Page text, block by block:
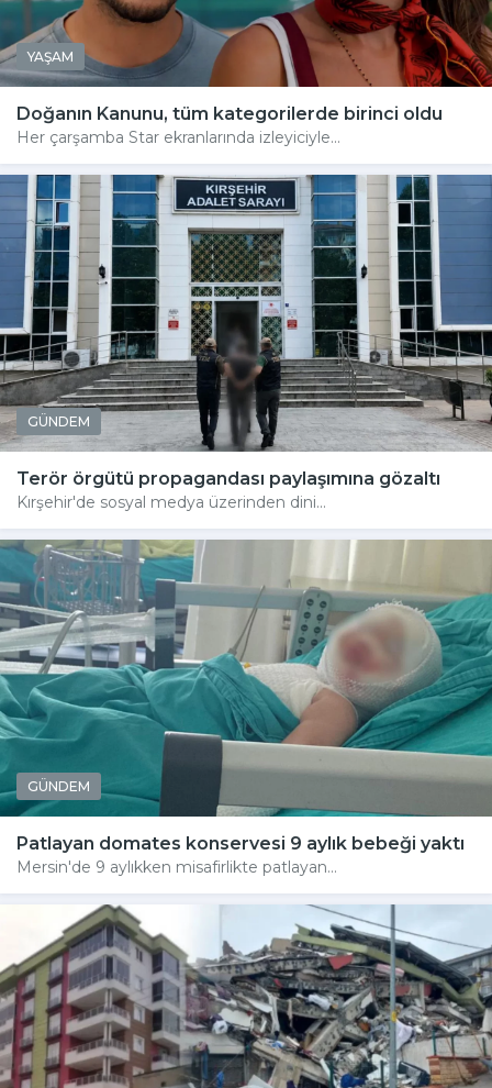
YAŞAM
Doğanın Kanunu, tüm kategorilerde birinci oldu
Her çarşamba Star ekranlarında izleyiciyle...
GÜNDEM
Terör örgütü propagandası paylaşımına gözaltı
Kırşehir'de sosyal medya üzerinden dini...
GÜNDEM
Patlayan domates konservesi 9 aylık bebeği yaktı
Mersin'de 9 aylıkken misafirlikte patlayan...